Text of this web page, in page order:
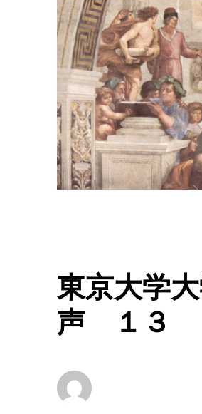
東京大学
声 １３